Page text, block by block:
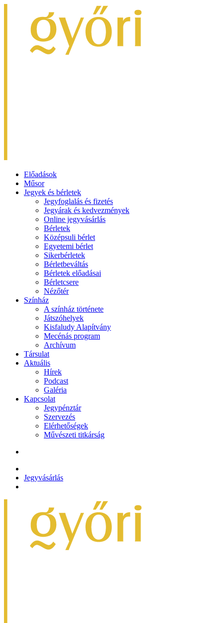
Előadások
Műsor
Jegyek és bérletek
Jegyfoglalás és fizetés
Jegyárak és kedvezmények
Online jegyvásárlás
Bérletek
Középsuli bérlet
Egyetemi bérlet
Sikerbérletek
Bérletbeváltás
Bérletek előadásai
Bérletcsere
Nézőtér
Színház
A színház története
Játszóhelyek
Kisfaludy Alapítvány
Mecénás program
Archívum
Társulat
Aktuális
Hírek
Podcast
Galéria
Kapcsolat
Jegypénztár
Szervezés
Elérhetőségek
Művészeti titkárság
Jegyvásárlás